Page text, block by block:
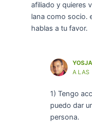
afiliado y quieres
lana como socio.
hablas a tu favor.
A LAS
1) Tengo
puedo dar
persona.